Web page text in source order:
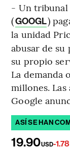
- Un tribunal
(GOOGL)
la unidad
abusar de
su propio
La demanda
millones.
Google
ASÍ SE HAN
19.90USD-